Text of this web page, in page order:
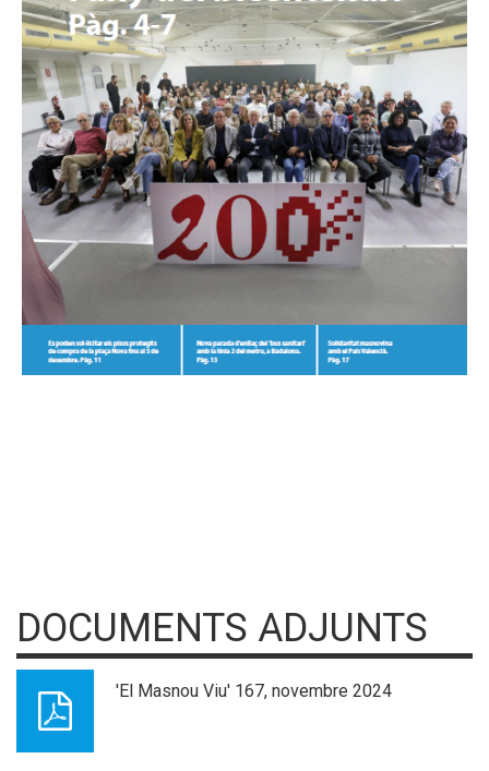
DOCUMENTS ADJUNTS
'El Masnou Viu' 167, novembre 2024